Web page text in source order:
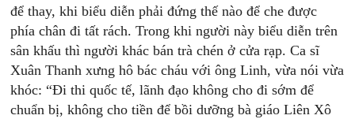
để thay, khi biểu diễn phải đứng thế nào để che được
phía chân đi tất rách. Trong khi người này biểu diễn trên
sân khấu thì người khác bán trà chén ở cửa rạp. Ca sĩ
Xuân Thanh xưng hô bác cháu với ông Linh, vừa nói vừa
khóc: “Đi thi quốc tế, lãnh đạo không cho đi sớm để
chuẩn bị, không cho tiền để bồi dưỡng bà giáo Liên Xô